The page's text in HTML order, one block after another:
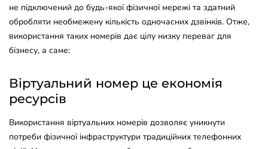
не підключений до будь-якої фізичної мережі та здатний
обробляти необмежену кількість одночасних дзвінків. Отже,
використання таких номерів дає цілу низку переваг для
бізнесу, а саме:
Віртуальний номер це економія
ресурсів
Використання віртуальних номерів дозволяє уникнути
потреби фізичної інфраструктури традиційних телефонних